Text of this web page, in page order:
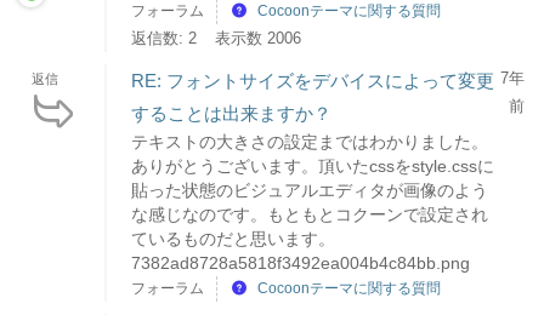
フォーラム Cocoonテーマに関する質問
返信数: 2 表示数 2006
返信
RE: フォントサイズをデバイスによって変更
することは出来ますか？
テキストの大きさの設定まではわかりました。
ありがとうございます。頂いたcssをstyle.cssに
貼った状態のビジュアルエディタが画像のよう
な感じなのです。もともとコクーンで設定され
ているものだと思います。
7382ad8728a5818f3492ea004b4c84bb.png
7年
前
フォーラム Cocoonテーマに関する質問